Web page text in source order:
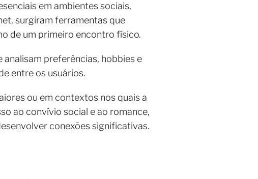
em ambientes sociais,
surgiram ferramentas que
de um primeiro encontro físico.
preferências, hobbies e
entre os usuários.
ou em contextos nos quais a
ao convívio social e ao romance,
conexões significativas.